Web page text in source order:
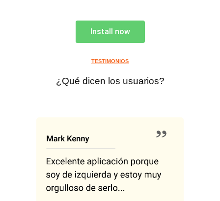
Install now
TESTIMONIOS
¿Qué dicen los usuarios?